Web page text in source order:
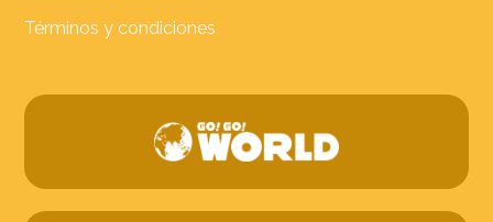
Términos y condiciones